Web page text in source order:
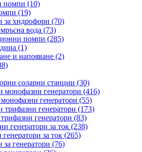
помпи (10)
(19)
за хидрофори (70)
вода (73)
помпи (285)
(1)
и напояване (2)
соларни станции (30)
монофазни генератори (416)
генератори (55)
трифазни генератори (173)
генератори (83)
генератори за ток (238)
за ток (265)
за генератори (76)